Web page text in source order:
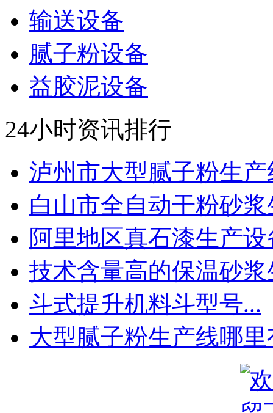
输送设备
腻子粉设备
益胶泥设备
24小时资讯排行
泸州市大型腻子粉生产
白山市全自动干粉砂浆
阿里地区真石漆生产设
技术含量高的保温砂浆
斗式提升机料斗型号...
大型腻子粉生产线哪里